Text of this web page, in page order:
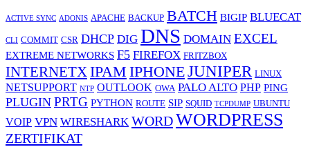
ACTIVE SYNC ADONIS APACHE BACKUP BATCH BIGIP BLUECAT
CLI COMMIT CSR DHCP DIG DNS DOMAIN EXCEL
EXTREME NETWORKS F5 FIREFOX FRITZBOX
INTERNETXIPAM IPHONEJUNIPER LINUX
NETSUPPORT NTP OUTLOOK OWA PALO ALTO PHP PING
PLUGIN PRTG PYTHON ROUTE SIP SQUID TCPDUMP UBUNTU
VOIP VPN WIRESHARK WORDWORDPRESS
ZERTIFIKAT